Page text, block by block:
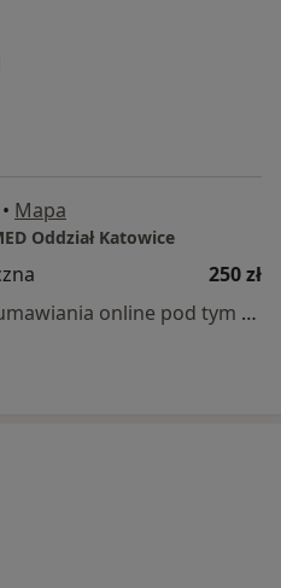
• Mapa
Oddział Katowice
250 zł
Specjalista nie oferuje umawiania online pod tym adresem.